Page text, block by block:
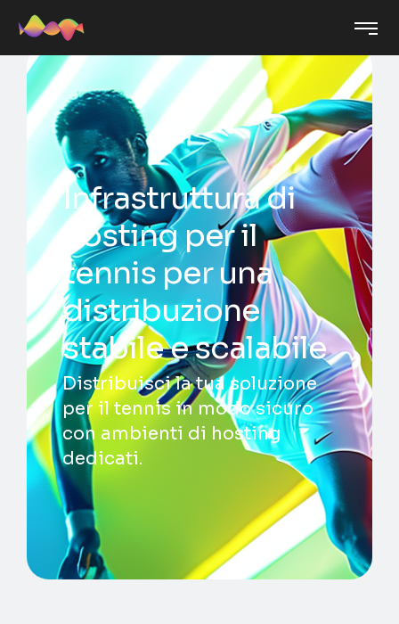
Infrastruttura di
hosting per il
tennis per una
distribuzione
stabile e scalabile
Distribuisci la tua soluzione
per il tennis in modo sicuro
con ambienti di hosting
dedicati.